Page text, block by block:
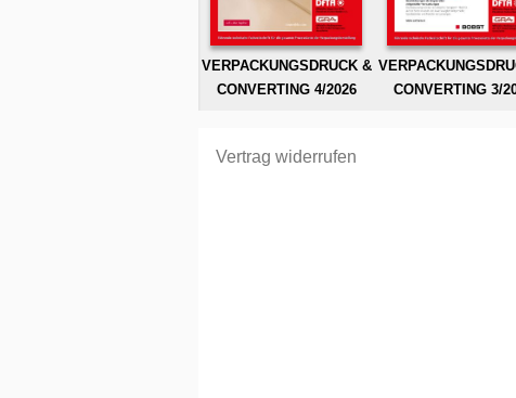
VERPACKUNGSDRUCK &
CONVERTING 4/2026
CONVERTING 3/
Vertrag widerrufen